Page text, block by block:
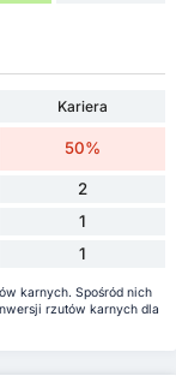
Kariera
50%
2
1
1
karnych. Spośród nich
rzutów karnych dla